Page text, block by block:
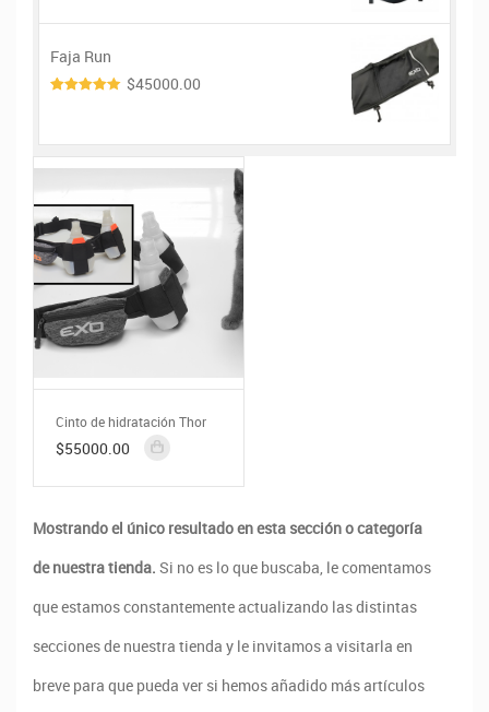
Faja Run
$45000.00
Cinto de hidratación Thor
$55000.00
Mostrando el único resultado en esta sección o categoría
de nuestra tienda. Si no es lo que buscaba, le comentamos
que estamos constantemente actualizando las distintas
secciones de nuestra tienda y le invitamos a visitarla en
breve para que pueda ver si hemos añadido más artículos